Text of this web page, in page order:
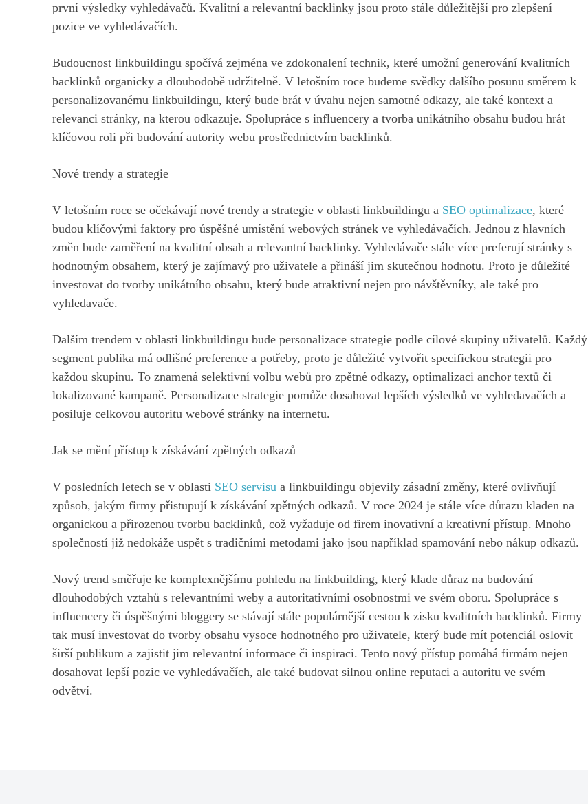
první výsledky vyhledávačů. Kvalitní a relevantní backlinky jsou proto stále důležitější pro zlepšení
pozice ve vyhledávačích.
Budoucnost linkbuildingu spočívá zejména ve zdokonalení technik, které umožní generování kvalitních
backlinků organicky a dlouhodobě udržitelně. V letošním roce budeme svědky dalšího posunu směrem k
personalizovanému linkbuildingu, který bude brát v úvahu nejen samotné odkazy, ale také kontext a
relevanci stránky, na kterou odkazuje. Spolupráce s influencery a tvorba unikátního obsahu budou hrát
klíčovou roli při budování autority webu prostřednictvím backlinků.
Nové trendy a strategie
V letošním roce se očekávají nové trendy a strategie v oblasti linkbuildingu a SEO optimalizace, které
budou klíčovými faktory pro úspěšné umístění webových stránek ve vyhledávačích. Jednou z hlavních
změn bude zaměření na kvalitní obsah a relevantní backlinky. Vyhledávače stále více preferují stránky s
hodnotným obsahem, který je zajímavý pro uživatele a přináší jim skutečnou hodnotu. Proto je důležité
investovat do tvorby unikátního obsahu, který bude atraktivní nejen pro návštěvníky, ale také pro
vyhledavače.
Dalším trendem v oblasti linkbuildingu bude personalizace strategie podle cílové skupiny uživatelů. Každý
segment publika má odlišné preference a potřeby, proto je důležité vytvořit specifickou strategii pro
každou skupinu. To znamená selektivní volbu webů pro zpětné odkazy, optimalizaci anchor textů či
lokalizované kampaně. Personalizace strategie pomůže dosahovat lepších výsledků ve vyhledavačích a
posiluje celkovou autoritu webové stránky na internetu.
Jak se mění přístup k získávání zpětných odkazů
V posledních letech se v oblasti SEO servisu a linkbuildingu objevily zásadní změny, které ovlivňují
způsob, jakým firmy přistupují k získávání zpětných odkazů. V roce 2024 je stále více důrazu kladen na
organickou a přirozenou tvorbu backlinků, což vyžaduje od firem inovativní a kreativní přístup. Mnoho
společností již nedokáže uspět s tradičními metodami jako jsou například spamování nebo nákup odkazů.
Nový trend směřuje ke komplexnějšímu pohledu na linkbuilding, který klade důraz na budování
dlouhodobých vztahů s relevantními weby a autoritativními osobnostmi ve svém oboru. Spolupráce s
influencery či úspěšnými bloggery se stávají stále populárnější cestou k zisku kvalitních backlinků. Firmy
tak musí investovat do tvorby obsahu vysoce hodnotného pro uživatele, který bude mít potenciál oslovit
širší publikum a zajistit jim relevantní informace či inspiraci. Tento nový přístup pomáhá firmám nejen
dosahovat lepší pozic ve vyhledávačích, ale také budovat silnou online reputaci a autoritu ve svém
odvětví.